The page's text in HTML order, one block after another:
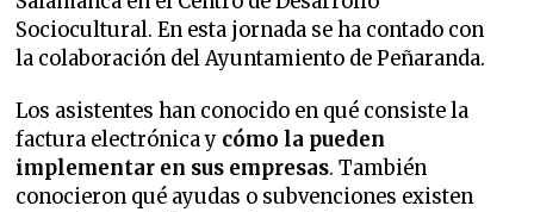
Sociocultural. En esta jornada se ha contado con
la colaboración del Ayuntamiento de Peñaranda.
Los asistentes han conocido en qué consiste la
factura electrónica y cómo la pueden
implementar en sus empresas. También
conocieron qué ayudas o subvenciones existen